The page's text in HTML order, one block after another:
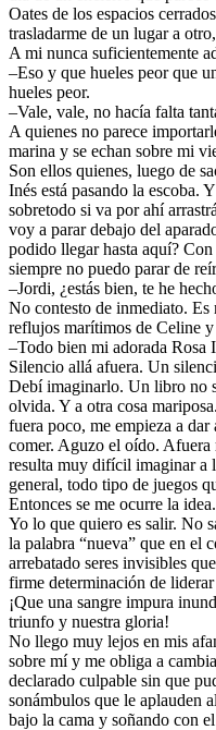
Oates de los espacios
trasladarme de un lugar a
A mi nunca suficientemente
–Eso y que hueles peor que
hueles peor.
–Vale, vale, no hacía falta
A quienes no parece
marina y se echan sobre mi
Son ellos quienes, luego de
Inés está pasando la escoba.
sobretodo si va por ahí
voy a parar debajo del
podido llegar hasta aquí?
siempre no puedo parar de
–Jordi, ¿estás bien, te he
No contesto de inmediato.
reflujos marítimos de Celine
–Todo bien mi adorada Rosa
Silencio allá afuera. Un
Debí imaginarlo. Un libro no
olvida. Y a otra cosa
fuera poco, me empieza a dar
comer. Aguzo el oído. Afuera
resulta muy difícil imaginar a
general, todo tipo de juegos
Entonces se me ocurre la idea.
Yo lo que quiero es salir. No
la palabra “nueva” que en el
arrebatado seres invisibles
firme determinación de liderar
¡Que una sangre impura
triunfo y nuestra gloria!
No llego muy lejos en mis
sobre mí y me obliga a
declarado culpable sin que
sonámbulos que le aplauden
bajo la cama y soñando con